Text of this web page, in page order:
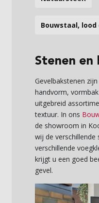
Bouwstaal,
Stenen en
Gevelbakstenen
handvorm,
uitgebreid
textuur. In ons
de showroom in
wij de
verschillende
krijgt u een goed
gevel.